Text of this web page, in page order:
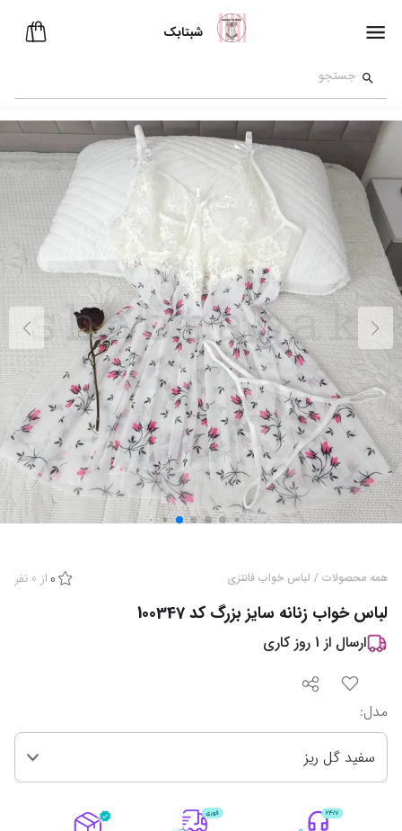
شبتابک
همه محصولات / لباس خواب فانتزی 0 از 0 نفر
لباس خواب زنانه سایز بزرگ کد 100347
ارسال از 1 روز کاری
مدل:
سفید گل ریز